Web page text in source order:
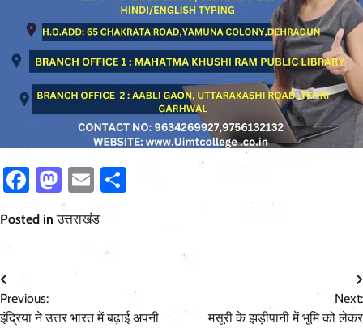
Facebook
Mastodon
Email
Posted inउत्तराखंड
Post
navigation
Previous:
इंद्रिया ने उत्तर भारत में बढ़ाई अपनी
Next:
मसूरी के झड़ीपानी में भूमि को लेकर